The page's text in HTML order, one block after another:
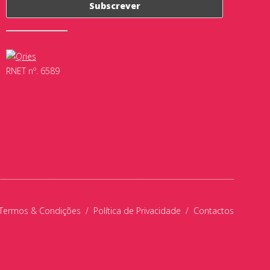
RNET nº. 6589
& Condições / Política de Privacidade / Contactos